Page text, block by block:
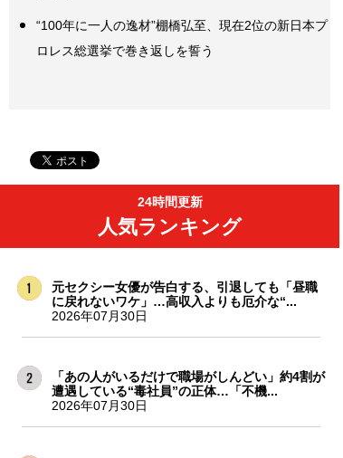
“100年に一人の逸材”棚橋弘至、現在2位の新日本プ
ロレス総選挙で巻き返しを誓う
24時間更新
人気ランキング
元セクシー女優が告白する、引退しても「昼職
に戻れないワケ」…高収入よりも厄介な“...
2026年07月30日
「あの人がいるだけで職場がしんどい」約4割が
遭遇している“毒社員”の正体…「不機...
2026年07月30日